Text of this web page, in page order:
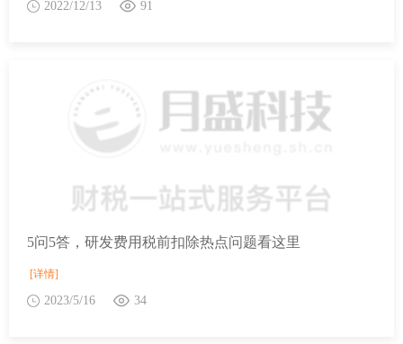
2022/12/13 91
5问5答，研发费用税前扣除热点问题看这里
[详情]
2023/5/16 34